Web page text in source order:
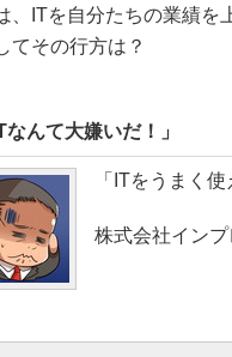
、ITを自分たちの業績を
てその行方は？
なんて大嫌いだ！」
「ITをうまく
株式会社インプ